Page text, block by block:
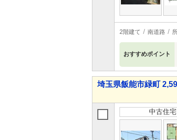
2階建て 南道路
おすすめポイント
埼玉県飯能市緑町
中古住宅